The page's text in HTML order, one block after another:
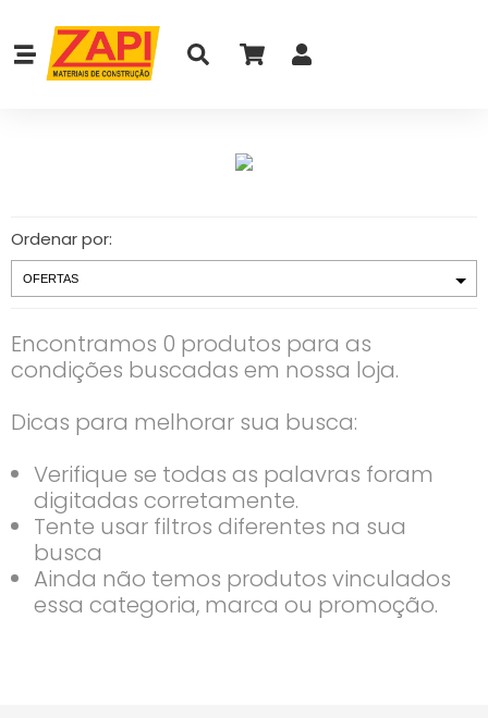
Ordenar por:
Encontramos 0 produtos para as
condições buscadas em nossa loja.
Dicas para melhorar sua busca:
Verifique se todas as palavras foram
digitadas corretamente.
Tente usar filtros diferentes na sua
busca
Ainda não temos produtos vinculados
essa categoria, marca ou promoção.